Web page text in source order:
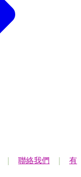
聯絡我們
有